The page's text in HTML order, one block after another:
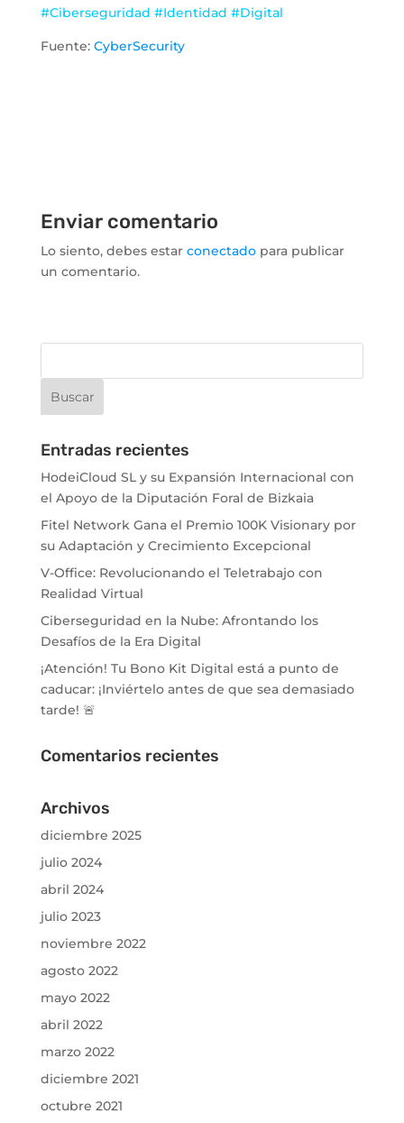
#Ciberseguridad #Identidad #Digital
Fuente: CyberSecurity
Enviar comentario
Lo siento, debes estar conectadopara publicar
un comentario.
Entradas recientes
HodeiCloud SL y su Expansión Internacional con
el Apoyo de la Diputación Foral de Bizkaia
Fitel Network Gana el Premio 100K Visionary por
su Adaptación y Crecimiento Excepcional
V-Office: Revolucionando el Teletrabajo con
Realidad Virtual
Ciberseguridad en la Nube: Afrontando los
Desafíos de la Era Digital
¡Atención! Tu Bono Kit Digital está a punto de
caducar: ¡Inviértelo antes de que sea demasiado
tarde! 🚨
Comentarios recientes
Archivos
diciembre 2025
julio 2024
abril 2024
julio 2023
noviembre 2022
agosto 2022
mayo 2022
abril 2022
marzo 2022
diciembre 2021
octubre 2021